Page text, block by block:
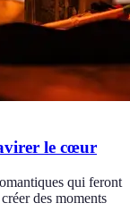
le cœur
qui feront
des moments